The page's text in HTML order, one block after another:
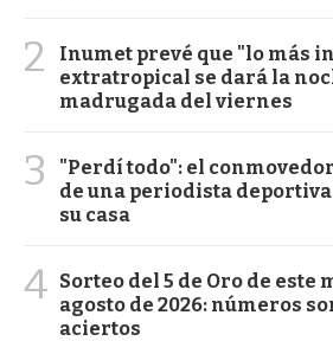
2
Inumet prevé que "lo más
extratropical se dará la
madrugada del viernes
3
"Perdí todo": el
de una periodista
su casa
4 Sorteo del 5 de Oro de este
agosto de 2026: números
aciertos